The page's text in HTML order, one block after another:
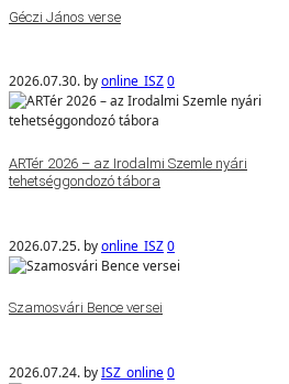
Géczi János verse
2026.07.30. byonline_ISZ0
ARTér 2026 – az Irodalmi Szemle nyári
tehetséggondozó tábora
2026.07.25. byonline_ISZ0
Szamosvári Bence versei
2026.07.24. byISZ_online0